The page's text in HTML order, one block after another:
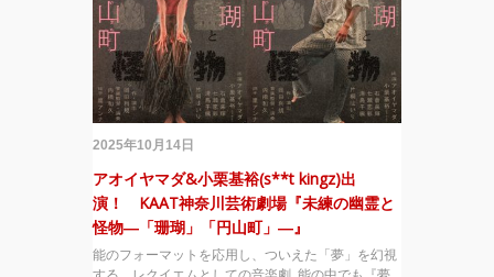
2025年10月14日
アオイヤマダ&小栗基裕(s**t kingz)出
演！ KAAT神奈川芸術劇場『未練の幽霊と
怪物―「珊瑚」「円山町」―』
能のフォーマットを応用し、ついえた「夢」を幻視